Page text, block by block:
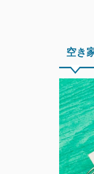
空き